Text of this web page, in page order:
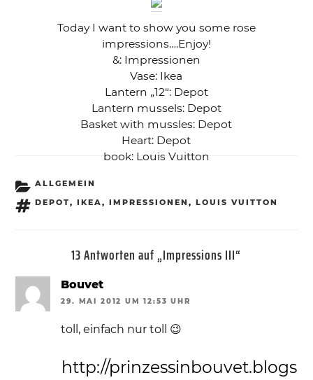
Today I want to show you some rose
impressions….Enjoy!
&: Impressionen
Vase: Ikea
Lantern „12“: Depot
Lantern mussels: Depot
Basket with mussles: Depot
Heart: Depot
book: Louis Vuitton
KATEGORIEN
ALLGEMEIN
SCHLAGWÖRTER
DEPOT, IKEA, IMPRESSIONEN , LOUIS VUITTON
13 Antworten auf „Impressions III“
Bouvet
29. MAI 2012 UM 12:53 UHR
toll, einfach nur toll 😉
http://prinzessinbouvet.blogs